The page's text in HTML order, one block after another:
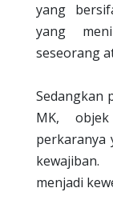
yang
yang
seseorang
Sedangkan
MK,
perkaranya
menjadi